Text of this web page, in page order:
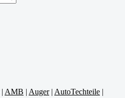
| AMB | Auger| AutoTechteile |